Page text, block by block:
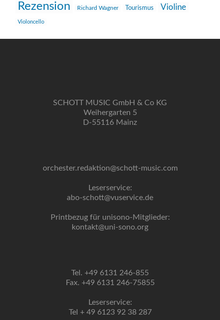
Rezension Richard Wagner Tourismus Violine
Violoncello
SCHOTT MUSIC GmbH & Co KG
Weihergarten 5
D-55116 Mainz
orchester.redaktion@schott-music.com
Leserservice:
abo-schott@vuservice.de
Printbezug für unisono-Mitglieder:
kontakt@uni-sono.org
Tel. +49 6131 246-855
Fax. +49 6131 246-75855
Leserservice:
Tel + 49 6123 92 38 287